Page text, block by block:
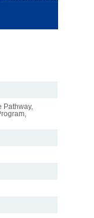
Pathway,